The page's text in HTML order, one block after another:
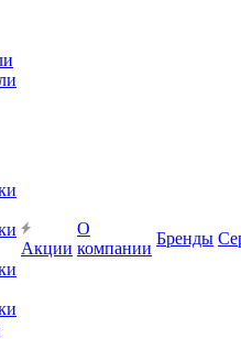
Акции
О
компании
Бренды